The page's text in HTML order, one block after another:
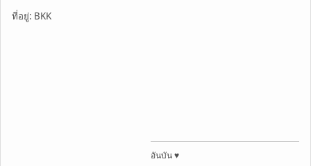
ที่อยู่: BKK
อันบัน ♥